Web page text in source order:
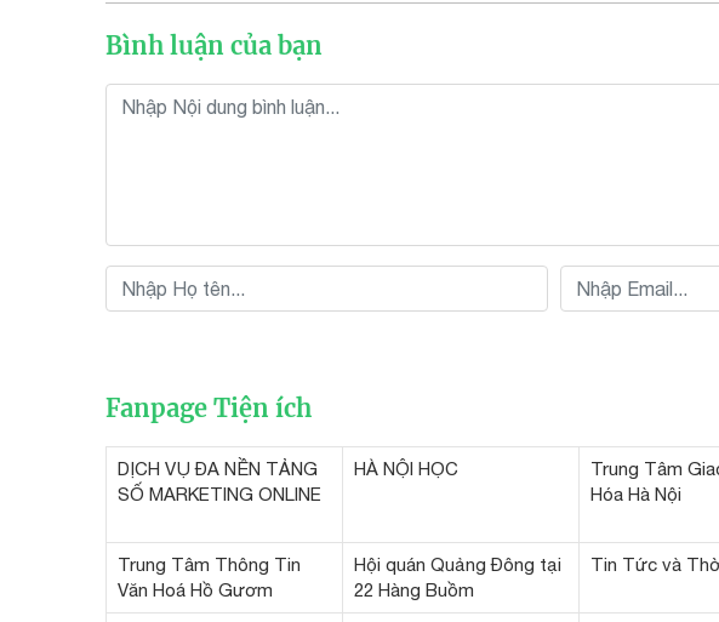
Bình luận của bạn
Fanpage Tiện ích
DỊCH VỤ ĐA NỀN TẢNG
SỐ MARKETING ONLINE
HÀ NỘI HỌC
Trung Tâm
Hóa Hà Nội
Trung Tâm Thông Tin
Văn Hoá Hồ Gươm
Hội quán Quảng Đông tại
22 Hàng Buồm
Tin Tức và